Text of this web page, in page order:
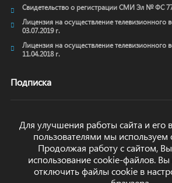
Свидетельство о регистрации СМИ Эл № ФС
Лицензия на осуществление телевизионного
03.07.2019 г.
Лицензия на осуществление телевизионного
11.04.2018 г.
Подписка
Для улучшения работы сайта и его
пользователями мы
Продолжая работу с сайтом,
использование cookie-файлов.
отключить файлы cookie в